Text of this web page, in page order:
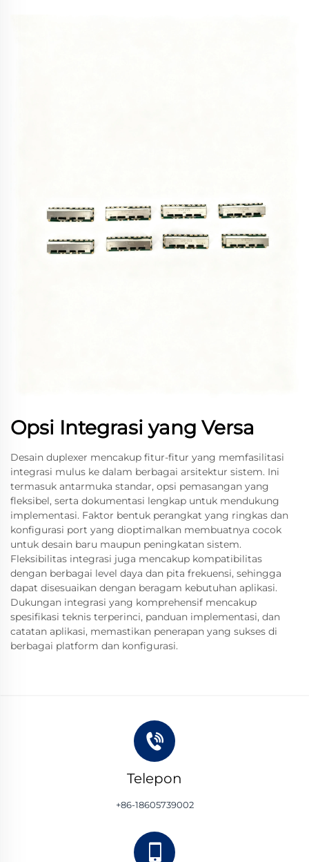
Opsi Integrasi yang Versa
Desain duplexer mencakup fitur-fitur yang memfasilitasi
integrasi mulus ke dalam berbagai arsitektur sistem. Ini
termasuk antarmuka standar, opsi pemasangan yang
fleksibel, serta dokumentasi lengkap untuk mendukung
implementasi. Faktor bentuk perangkat yang ringkas dan
konfigurasi port yang dioptimalkan membuatnya cocok
untuk desain baru maupun peningkatan sistem.
Fleksibilitas integrasi juga mencakup kompatibilitas
dengan berbagai level daya dan pita frekuensi, sehingga
dapat disesuaikan dengan beragam kebutuhan aplikasi.
Dukungan integrasi yang komprehensif mencakup
spesifikasi teknis terperinci, panduan implementasi, dan
catatan aplikasi, memastikan penerapan yang sukses di
berbagai platform dan konfigurasi.
Telepon
+86-18605739002